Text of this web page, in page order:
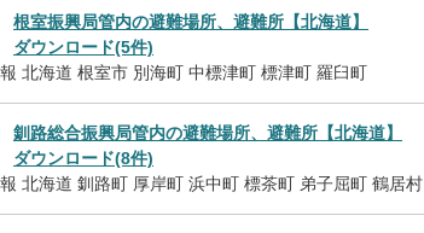
根室振興局管内の避難場所、避難所【北海道】
ダウンロード(5件)
北海道 根室市 別海町 中標津町 標津町 羅臼町
釧路総合振興局管内の避難場所、避難所【北海道】
ダウンロード(8件)
北海道 釧路町 厚岸町 浜中町 標茶町 弟子屈町 鶴居村